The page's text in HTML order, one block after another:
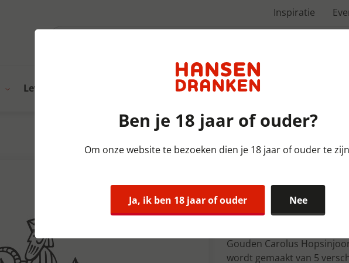
Inspiratie
Leveranciers
Gouden
20 ltr 8%
Gouden Carolus
wordt gemaakt van 5
Ben je 18 jaar of ouder?
Om onze website te bezoeken dien je 18 jaar of ouder te
Ja, ik ben 18 jaar of ouder Nee